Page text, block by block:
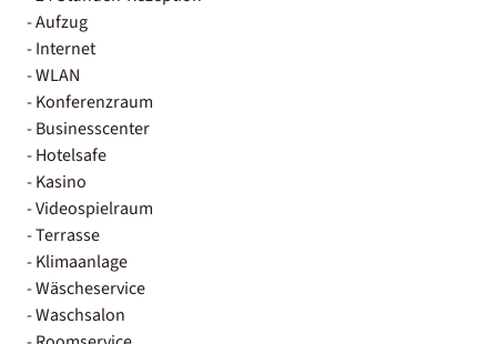
- Aufzug
- Internet
- WLAN
- Konferenzraum
- Businesscenter
- Hotelsafe
- Kasino
- Videospielraum
- Terrasse
- Klimaanlage
- Wäscheservice
- Waschsalon